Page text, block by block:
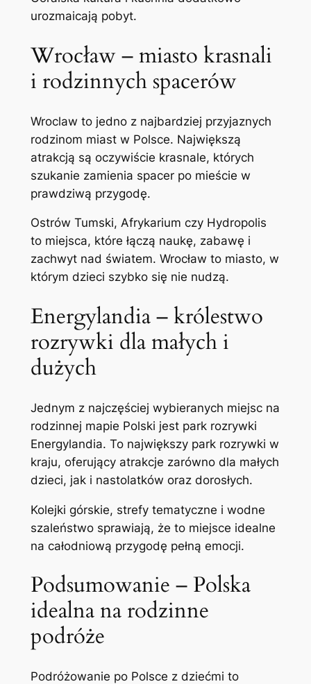
urozmaicają pobyt.
Wrocław – miasto krasnali
i rodzinnych spacerów
Wroclaw to jedno z najbardziej przyjaznych
rodzinom miast w Polsce. Największą
atrakcją są oczywiście krasnale, których
szukanie zamienia spacer po mieście w
prawdziwą przygodę.
Ostrów Tumski, Afrykarium czy Hydropolis
to miejsca, które łączą naukę, zabawę i
zachwyt nad światem. Wrocław to miasto, w
którym dzieci szybko się nie nudzą.
Energylandia – królestwo
rozrywki dla małych i
dużych
Jednym z najczęściej wybieranych miejsc na
rodzinnej mapie Polski jest park rozrywki
Energylandia. To największy park rozrywki w
kraju, oferujący atrakcje zarówno dla małych
dzieci, jak i nastolatków oraz dorosłych.
Kolejki górskie, strefy tematyczne i wodne
szaleństwo sprawiają, że to miejsce idealne
na całodniową przygodę pełną emocji.
Podsumowanie – Polska
idealna na rodzinne
podróże
Podróżowanie po Polsce z dziećmi to